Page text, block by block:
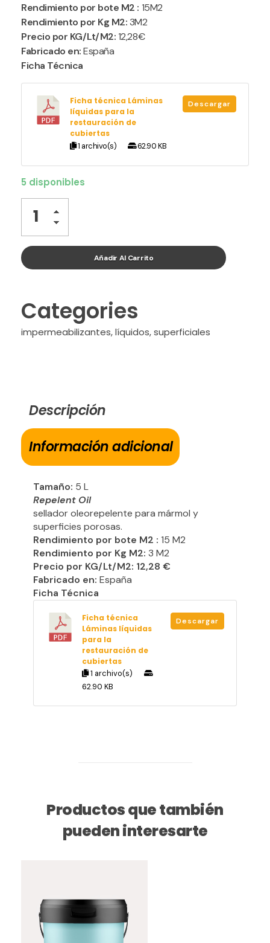
Rendimiento por bote M2 : 15M2
Rendimiento por Kg M2:3M2
Precio por KG/Lt/M2:12,28€
Fabricado en:España
Ficha Técnica
Ficha técnica Láminas
líquidas para la
restauración de
cubiertas
1 archivo(s)
62.90 KB
Descargar
5 disponibles
Añadir Al Carrito
Categories
impermeabilizantes,líquidos,superficiales
Descripción
Información adicional
Tamaño: 5 L
Repelent Oil
sellador oleorepelente para mármol y
superficies porosas.
Rendimiento por bote M2 : 15 M2
Rendimiento por Kg M2: 3 M2
Precio por KG/Lt/M2: 12,28 €
Fabricado en: España
Ficha Técnica
Ficha técnica
Láminas líquidas
para la
restauración de
cubiertas
1 archivo(s)
62.90 KB
Descargar
Productos que también
pueden interesarte